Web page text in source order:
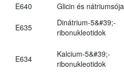
E640
Glicin és nátriumsója
E635
Dinátrium-5&#39;-
ribonukleotidok
E634
Kalcium-5&#39;-
ribonukleotidok